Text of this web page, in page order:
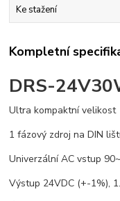
Ke stažení
Kompletní
DRS-
Ultra kompaktní velikost
1 fázový zdroj na DIN
Univerzální AC vstup
Výstup 24VDC (+-1%),